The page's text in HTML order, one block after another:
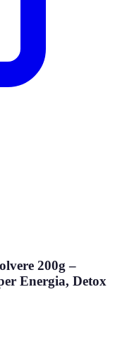
200g –
Energia, Detox